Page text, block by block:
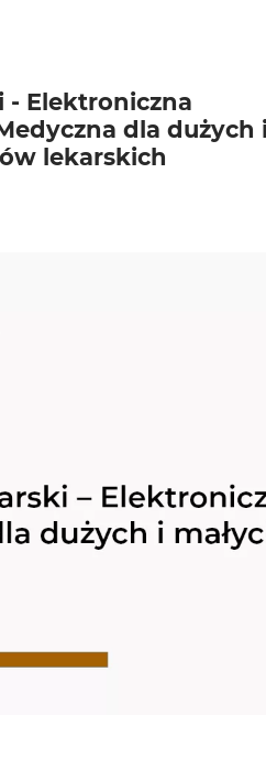
- Elektroniczna
dla dużych
lekarskich